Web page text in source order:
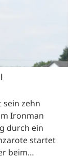
sein zehn
Ironman
durch ein
startet
beim…